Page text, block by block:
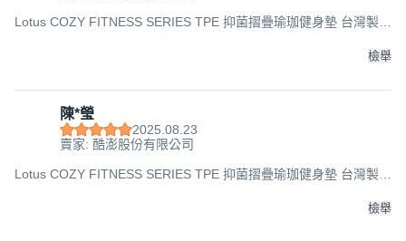
Lotus COZY FITNESS SERIES TPE 抑菌摺疊瑜珈健身墊 台灣製
檢舉
陳*瑩
2025.08.23
賣家: 酷澎股份有限公司
Lotus COZY FITNESS SERIES TPE 抑菌摺疊瑜珈健身墊 台灣製
檢舉